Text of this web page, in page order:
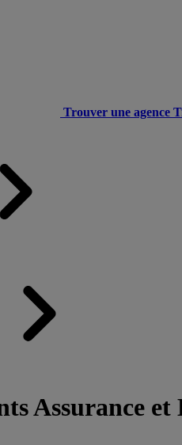
Trouver une agence
Assurance et